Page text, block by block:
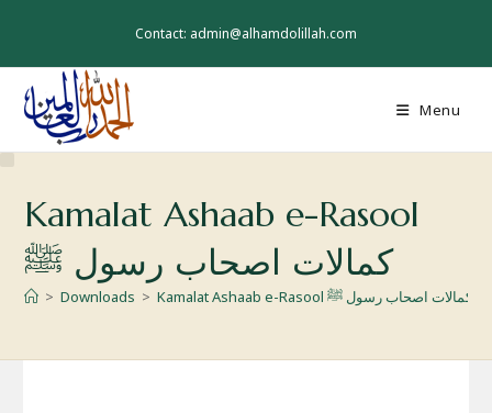
Contact: admin@alhamdolillah.com
Menu
Kamalat Ashaab e-Rasool
کمالات اصحاب رسول ﷺ
> Downloads > Kamalat Ashaab e-Rasool کمالات اصحاب رسول ﷺ